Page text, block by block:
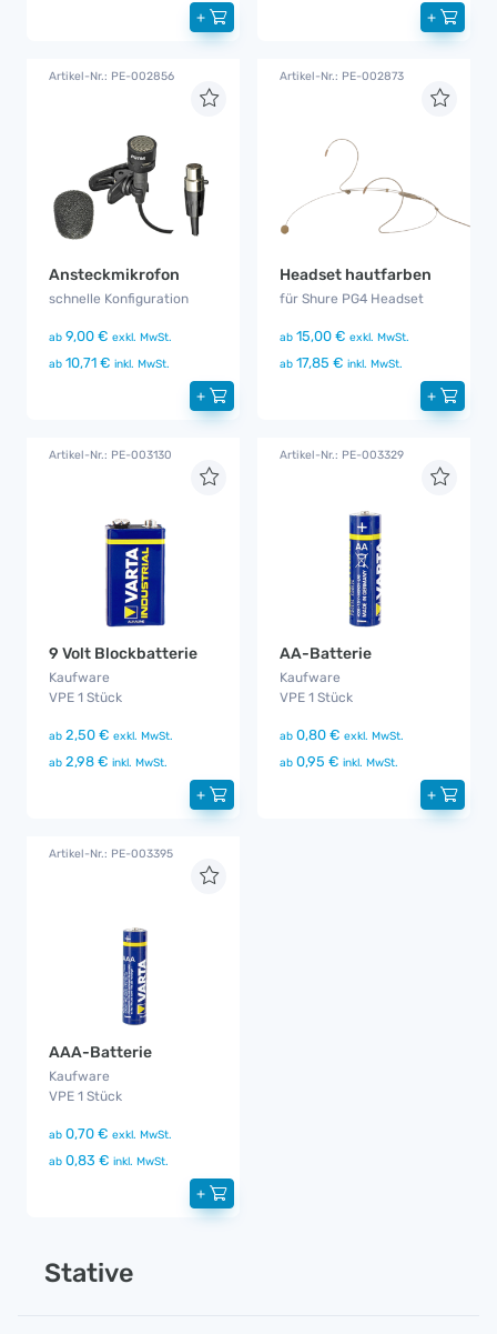
+ +
Artikel-Nr.: PE-002856
Ansteckmikrofon
schnelle Konfiguration
ab 9,00 € exkl. MwSt.
ab 10,71 € inkl. MwSt.
+
Artikel-Nr.: PE-002873
Headset hautfarben
für Shure PG4 Headset
ab 15,00 € exkl. MwSt.
ab 17,85 € inkl. MwSt.
+
Artikel-Nr.: PE-003130
9 Volt Blockbatterie
Kaufware
VPE 1 Stück
ab 2,50 € exkl. MwSt.
ab 2,98 € inkl. MwSt.
+
Artikel-Nr.: PE-003329
AA-Batterie
Kaufware
VPE 1 Stück
ab 0,80 € exkl. MwSt.
ab 0,95 € inkl. MwSt.
+
Artikel-Nr.: PE-003395
AAA-Batterie
Kaufware
VPE 1 Stück
ab 0,70 € exkl. MwSt.
ab 0,83 € inkl. MwSt.
+
Stative